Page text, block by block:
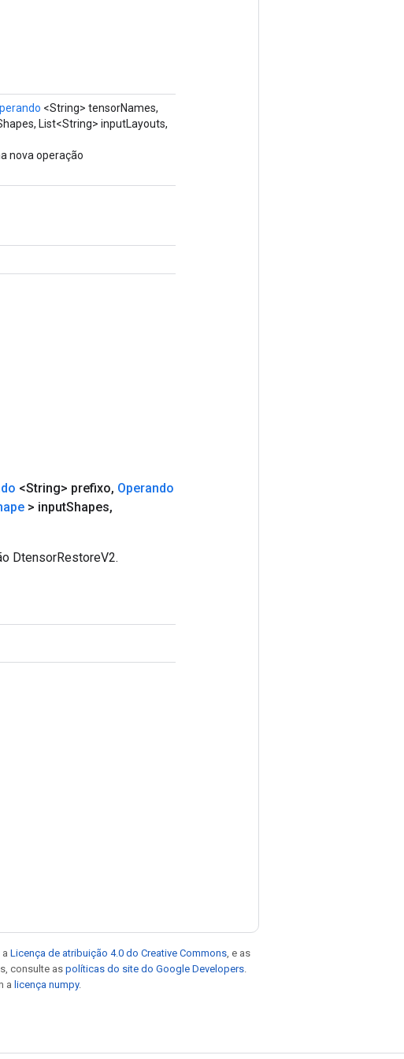
<String> tensorNames,
List<String> inputLayouts,
nova operação
<String> prefixo, Operando
> inputShapes,
DtensorRestoreV2.
Licença de atribuição 4.0 do Creative Commons , e as
consulte aspolíticas do site do Google Developers
a licença numpy.